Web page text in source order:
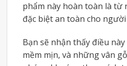
phẩm này hoàn toàn là từ
đặc biệt an toàn cho
Bạn sẽ nhận thấy điều
mềm mịn, và những vân